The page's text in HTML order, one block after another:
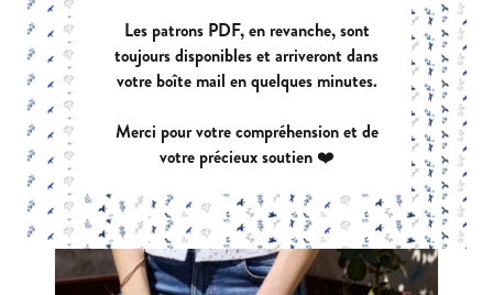
Les patrons PDF, en revanche, sont
toujours disponibles et arriveront dans
votre boîte mail en quelques minutes.
Merci pour votre compréhension et de
votre précieux soutien ❤️